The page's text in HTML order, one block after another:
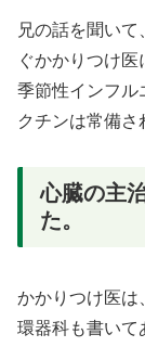
兄の話を聞い
ぐかかりつけ医
季節性インフル
クチンは常備さ
心臓の主
た。
かかりつけ医は
環器科も書いて